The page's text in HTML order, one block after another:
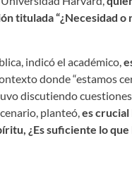
titulada “¿Necesidad o
indicó el académico,
donde “estamos
discutiendo
planteó, es crucial
¿Es suficiente lo que